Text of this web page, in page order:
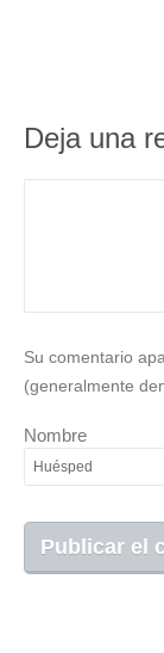
Deja una
Su comentario
(generalmente
Nombre